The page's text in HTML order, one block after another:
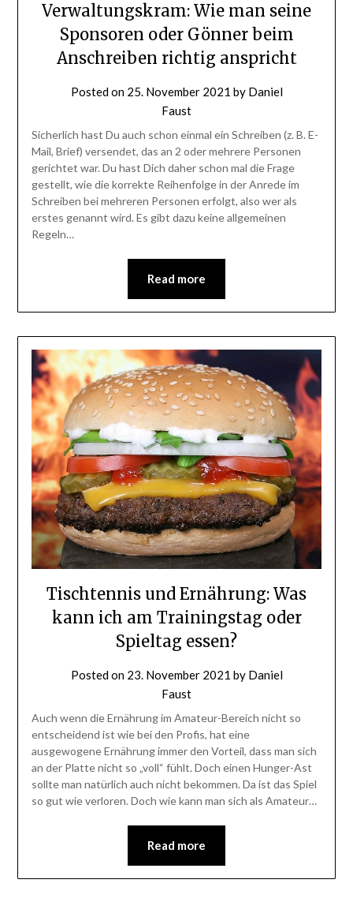
Verwaltungskram: Wie man seine
Sponsoren oder Gönner beim
Anschreiben richtig anspricht
Posted on 25. November 2021 by Daniel
Faust
Sicherlich hast Du auch schon einmal ein Schreiben (z. B. E-
Mail, Brief) versendet, das an 2 oder mehrere Personen
gerichtet war. Du hast Dich daher schon mal die Frage
gestellt, wie die korrekte Reihenfolge in der Anrede im
Schreiben bei mehreren Personen erfolgt, also wer als
erstes genannt wird. Es gibt dazu keine allgemeinen
Regeln…
Read more
Tischtennis und Ernährung: Was
kann ich am Trainingstag oder
Spieltag essen?
Posted on 23. November 2021 by Daniel
Faust
Auch wenn die Ernährung im Amateur-Bereich nicht so
entscheidend ist wie bei den Profis, hat eine
ausgewogene Ernährung immer den Vorteil, dass man sich
an der Platte nicht so „voll“ fühlt. Doch einen Hunger-Ast
sollte man natürlich auch nicht bekommen. Da ist das Spiel
so gut wie verloren. Doch wie kann man sich als Amateur…
Read more